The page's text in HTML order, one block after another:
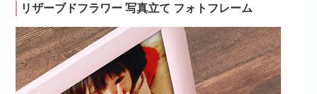
リザーブドフラワー 写真立て フォトフレーム